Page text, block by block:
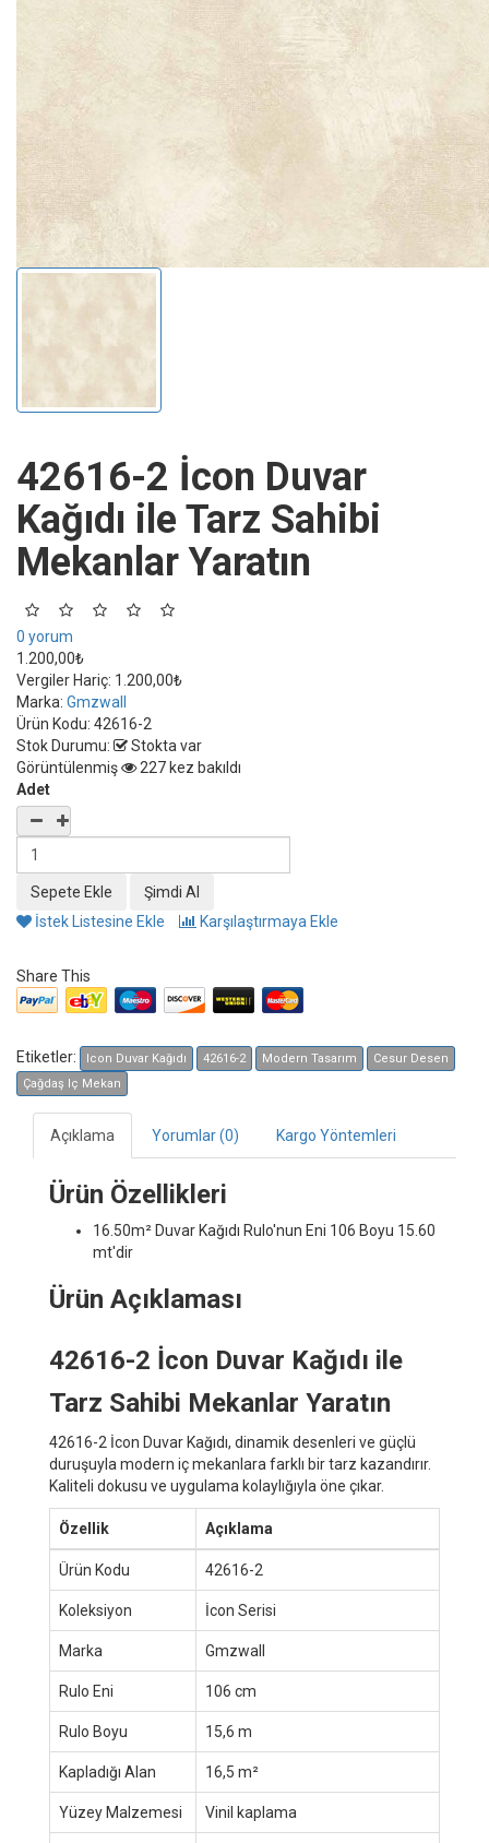
42616-2 İcon Duvar
Kağıdı ile Tarz Sahibi
Mekanlar Yaratın
0 yorum
1.200,00₺
Vergiler Hariç: 1.200,00₺
Marka: Gmzwall
Ürün Kodu: 42616-2
Stok Durumu:
Stokta var
Görüntülenmiş
227 kez bakıldı
Adet
İstek Listesine Ekle Karşılaştırmaya Ekle
Share This
Etiketler: Icon Duvar Kağıdı 42616-2 Modern Tasarım
Cesur Desen
Çağdaş Iç Mekan
Açıklama Yorumlar (0) Kargo Yöntemleri
Ürün Özellikleri
16.50m² Duvar Kağıdı Rulo'nun Eni 106 Boyu 15.60
mt'dir
Ürün Açıklaması
42616-2 İcon Duvar Kağıdı ile
Tarz Sahibi Mekanlar Yaratın
42616-2 İcon Duvar Kağıdı, dinamik desenleri ve güçlü
duruşuyla modern iç mekanlara farklı bir tarz kazandırır.
Kaliteli dokusu ve uygulama kolaylığıyla öne çıkar.
Özellik Açıklama
Ürün Kodu 42616-2
Koleksiyon İcon Serisi
Marka Gmzwall
Rulo Eni 106 cm
Rulo Boyu 15,6 m
Kapladığı Alan 16,5 m²
Yüzey Malzemesi Vinil kaplama